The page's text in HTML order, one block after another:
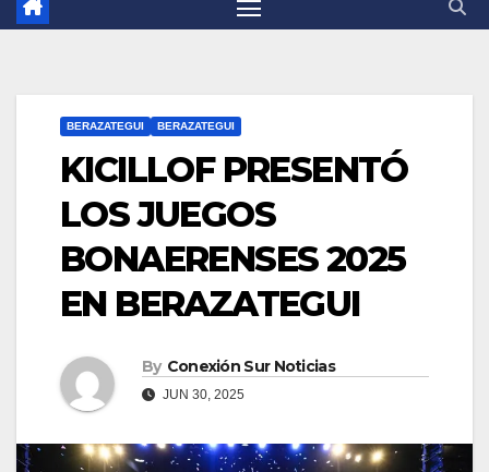
BERAZATEGUI BERAZATEGUI
KICILLOF PRESENTÓ
LOS JUEGOS
BONAERENSES 2025
EN BERAZATEGUI
By Conexión Sur Noticias
JUN 30, 2025